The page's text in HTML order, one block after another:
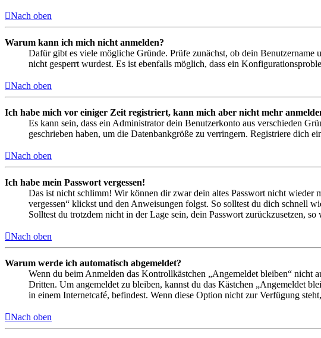
Nach oben
Warum kann ich mich nicht anmelden?
Dafür gibt es viele mögliche Gründe. Prüfe zunächst, ob dein
nicht gesperrt wurdest. Es ist ebenfalls möglich, dass ein
Nach oben
Ich habe mich vor einiger Zeit registriert, kann mich aber nicht mehr
Es kann sein, dass ein Administrator dein Benutzerkonto aus verschieden
geschrieben haben, um die Datenbankgröße zu verringern. Registriere dich
Nach oben
Ich habe mein Passwort vergessen!
Das ist nicht schlimm! Wir können dir zwar dein altes Passwort nicht wieder
vergessen“ klickst und den Anweisungen folgst. So solltest du dich schnell
Solltest du trotzdem nicht in der Lage sein, dein Passwort zurückzusetzen,
Nach oben
Warum werde ich automatisch abgemeldet?
Wenn du beim Anmelden das Kontrollkästchen „Angemeldet bleiben“ nicht
Dritten. Um angemeldet zu bleiben, kannst du das Kästchen „Angemeldet
in einem Internetcafé, befindest. Wenn diese Option nicht zur Verfügung
Nach oben